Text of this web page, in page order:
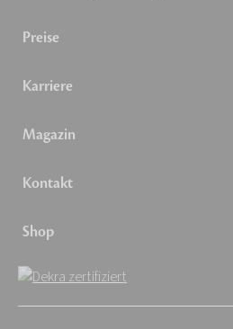
Preise
Karriere
Magazin
Kontakt
Shop